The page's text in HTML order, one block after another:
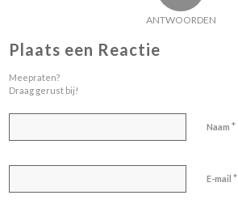
ANTWOORDEN
Plaats een Reactie
Meepraten?
Draag gerust bij!
Naam*
E-mail*